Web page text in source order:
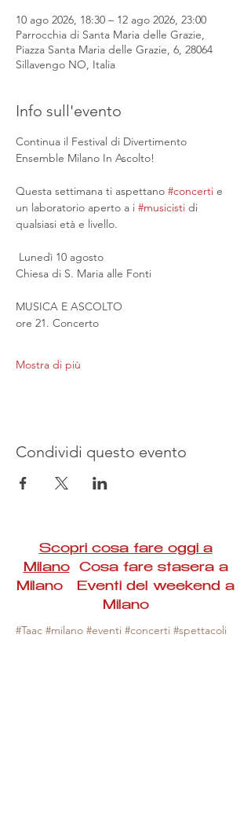
10 ago 2026, 18:30 – 12 ago 2026, 23:00
Parrocchia di Santa Maria delle Grazie,
Piazza Santa Maria delle Grazie, 6, 28064
Sillavengo NO, Italia
Info sull'evento
Continua il Festival di Divertimento
Ensemble Milano In Ascolto!
Questa settimana ti aspettano #concerti e
un laboratorio aperto a i #musicisti di
qualsiasi età e livello.
Lunedì 10 agosto
Chiesa di S. Maria alle Fonti
MUSICA E ASCOLTO
ore 21. Concerto
Mostra di più
Condividi questo evento
Scopri cosa fare oggi a
MilanoCosa fare stasera a
Milano Eventi del weekend a
Milano
#Taac #milano #eventi #concerti #spettacoli